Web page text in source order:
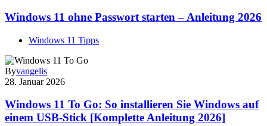
Windows 11 ohne Passwort starten – Anleitung 2026
Windows 11 Tipps
Byvangelis
28. Januar 2026
Windows 11 To Go: So installieren Sie Windows auf
einem USB-Stick [Komplette Anleitung 2026]